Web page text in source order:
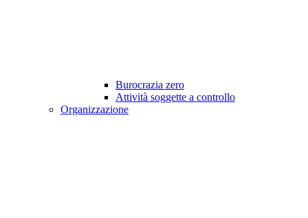
Burocrazia zero
Attività soggette a controllo
Organizzazione